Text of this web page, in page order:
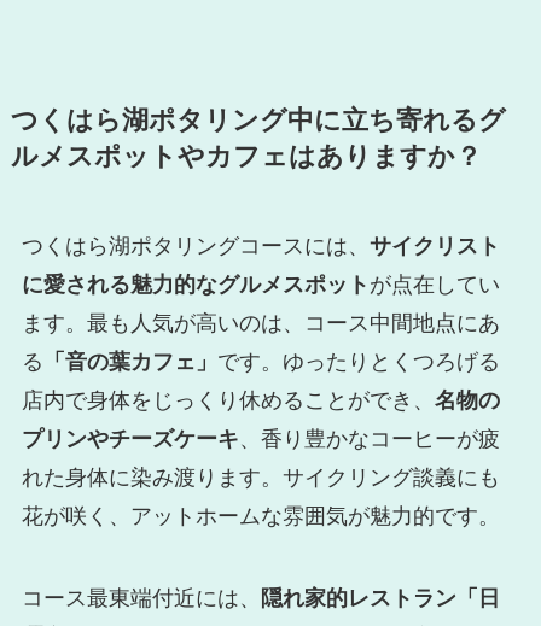
つくはら湖ポタリング中に立ち寄れるグ
ルメスポットやカフェはありますか？
つくはら湖ポタリングコースには、 サイクリスト
に愛される魅力的なグルメスポット が点在してい
ます。最も人気が高いのは、コース中間地点にあ
る 「音の葉カフェ」 です。ゆったりとくつろげる
店内で身体をじっくり休めることができ、 名物の
プリンやチーズケーキ、香り豊かなコーヒーが疲
れた身体に染み渡ります。サイクリング談義にも
花が咲く、アットホームな雰囲気が魅力的です。
コース最東端付近には、
隠れ家的レストラン「日